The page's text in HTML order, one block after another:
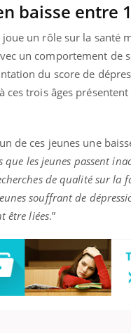
baisse entre
un rôle sur la santé
un comportement de
du score de
trois âges
de ces jeunes une
les jeunes passent
de qualité sur la
souffrant de
être liées.”